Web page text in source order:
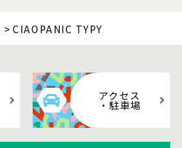
CIAOPANIC TYPY
アクセス
・駐車場